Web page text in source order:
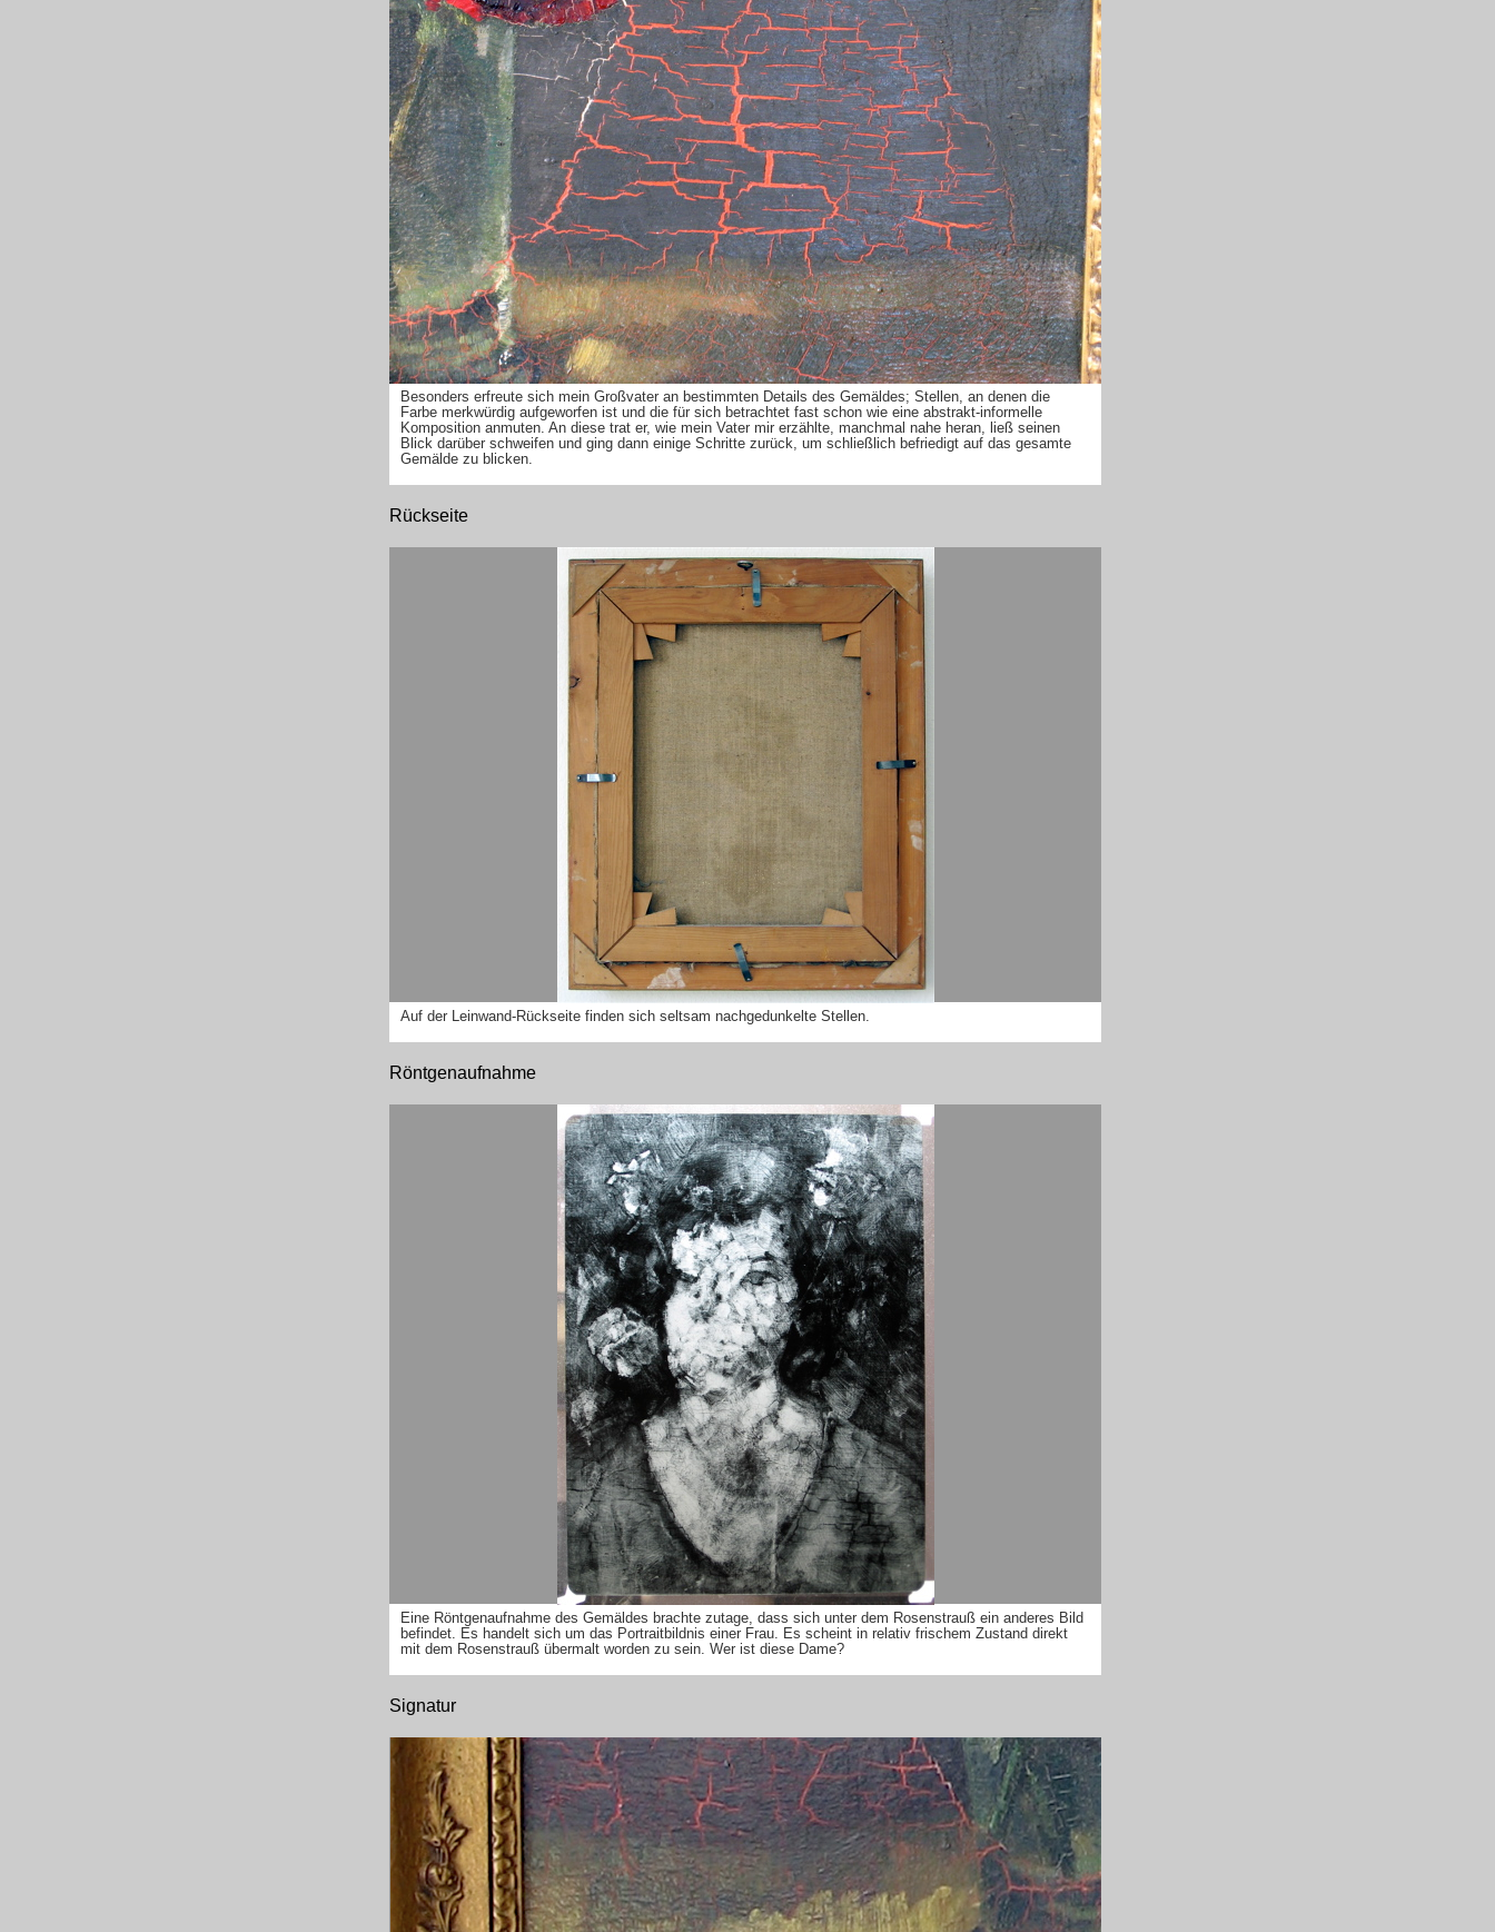
Besonders erfreute sich mein Großvater an bestimmten Details des Gemäldes; Stellen, an denen die
Farbe merkwürdig aufgeworfen ist und die für sich betrachtet fast schon wie eine abstrakt-informelle
Komposition anmuten. An diese trat er, wie mein Vater mir erzählte, manchmal nahe heran, ließ seinen
Blick darüber schweifen und ging dann einige Schritte zurück, um schließlich befriedigt auf das gesamte
Gemälde zu blicken.
Rückseite
Auf der Leinwand-Rückseite finden sich seltsam nachgedunkelte Stellen.
Röntgenaufnahme
Eine Röntgenaufnahme des Gemäldes brachte zutage, dass sich unter dem Rosenstrauß ein anderes Bild
befindet. Es handelt sich um das Portraitbildnis einer Frau. Es scheint in relativ frischem Zustand direkt
mit dem Rosenstrauß übermalt worden zu sein. Wer ist diese Dame?
Signatur